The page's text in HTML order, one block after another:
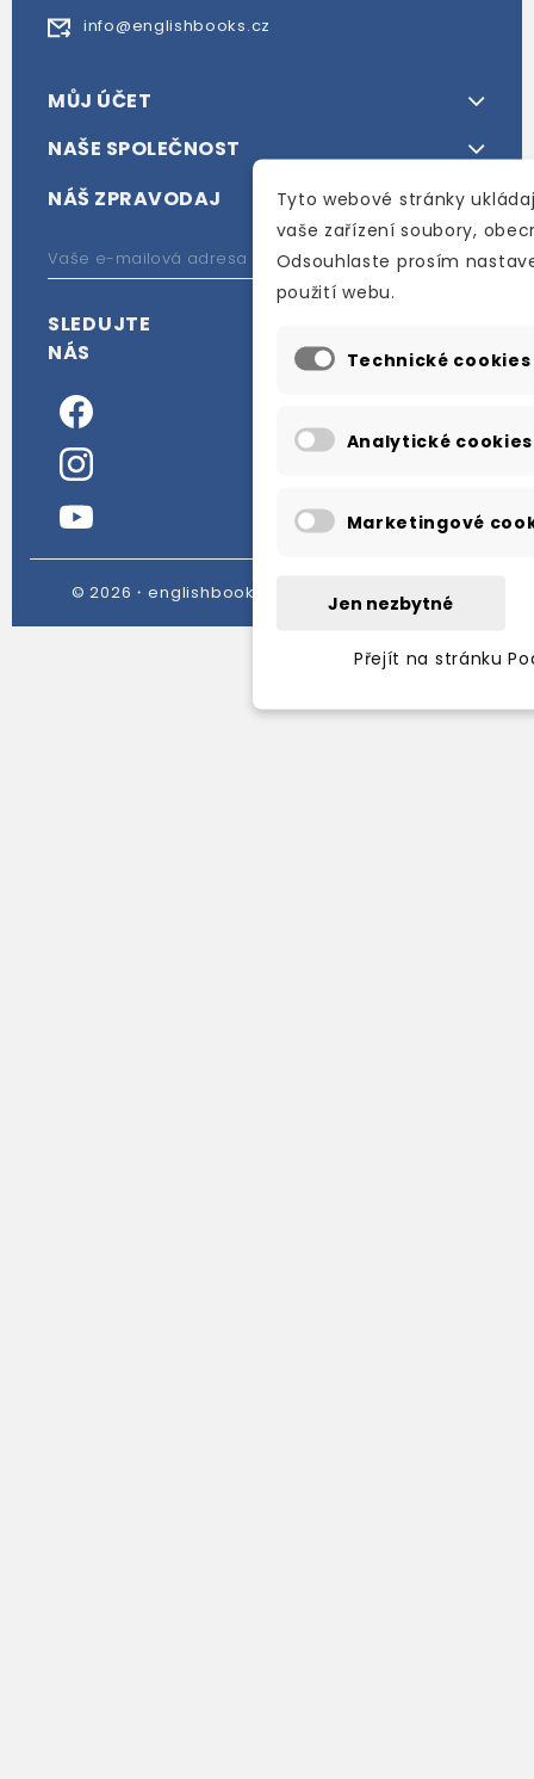
info@englishbooks.cz
MŮJ ÚČET
NAŠE SPOLEČNOST
NÁŠ ZPRAVODAJ
SLEDUJTE
NÁS
© 2026・englishbooks.cz・all rights reserved
Tyto webové stránky
vaše zařízení soubory,
Odsouhlaste prosím
použití webu.
Technické cookies
Analytické cookies
Marketingové
Jen nezbytné
Přejít na stránku